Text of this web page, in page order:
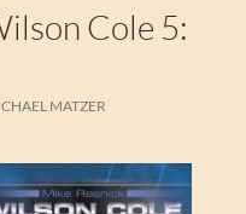
Cole 5:
MATZER